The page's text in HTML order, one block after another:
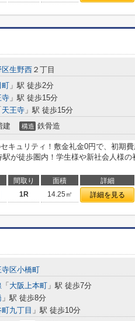
区生野西 ２丁目
町 」駅 徒歩2分
寺 」駅 徒歩15分
天王寺 」駅 徒歩15分
建 構造 鉄骨造
キュリティ！敷金礼金0円で、初期
が徒歩圏内！学生様や新社会人様の
間取り 面積 詳細
1R 14.25㎡ 詳細を見る
寺区小橋町
「 大阪上本町 」駅 徒歩7分
」駅 徒歩8分
町九丁目 」駅 徒歩10分